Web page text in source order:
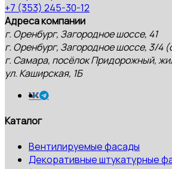
+7 (353) 245-30-12
Адреса компании
г. Оренбург, Загородное шоссе, 41
г. Оренбург, Загородное шоссе, 3/4
г. Самара, посёлок Придорожный,
ул. Каширская, 1Б
Каталог
Вентилируемые фасады
Декоративные штукатурные